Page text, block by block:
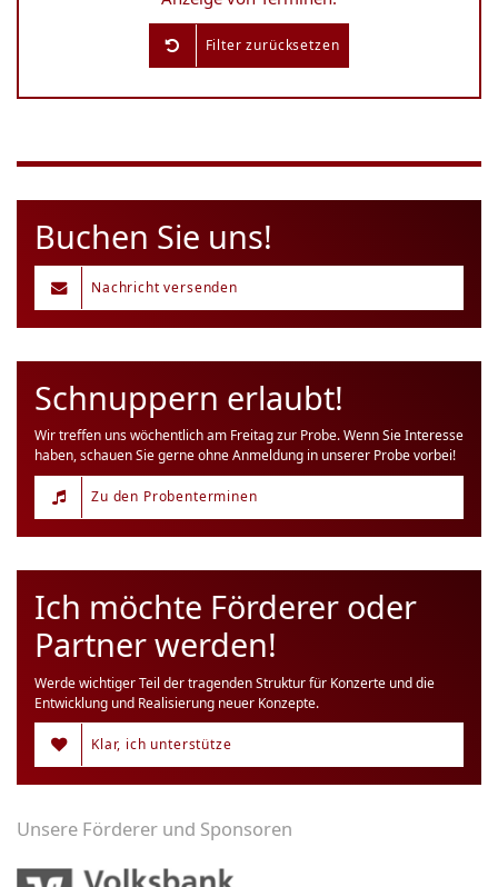
Filter zurücksetzen
Buchen Sie uns!
Nachricht versenden
Schnuppern erlaubt!
Wir treffen uns wöchentlich am Freitag zur Probe. Wenn Sie Interesse
haben, schauen Sie gerne ohne Anmeldung in unserer Probe vorbei!
Zu den Probenterminen
Ich möchte Förderer oder
Partner werden!
Werde wichtiger Teil der tragenden Struktur für Konzerte und die
Entwicklung und Realisierung neuer Konzepte.
Klar, ich unterstütze
Unsere Förderer und Sponsoren